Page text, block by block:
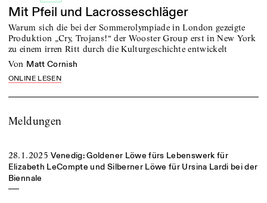
Mit Pfeil und Lacrosseschläger
Warum sich die bei der Sommerolympiade in London gezeigte
Produktion „Cry, Trojans!“ der Wooster Group erst in New York
zu einem irren Ritt durch die Kulturgeschichte entwickelt
von Matt Cornish
ONLINE LESEN
Meldungen
28.1.2025 Venedig: Goldener Löwe fürs Lebenswerk für
Elizabeth LeCompte und Silberner Löwe für Ursina Lardi bei der
Biennale